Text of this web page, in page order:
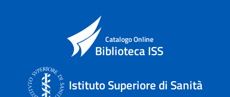
Catalogo Online
Biblioteca ISS
Istituto Superiore di Sanità